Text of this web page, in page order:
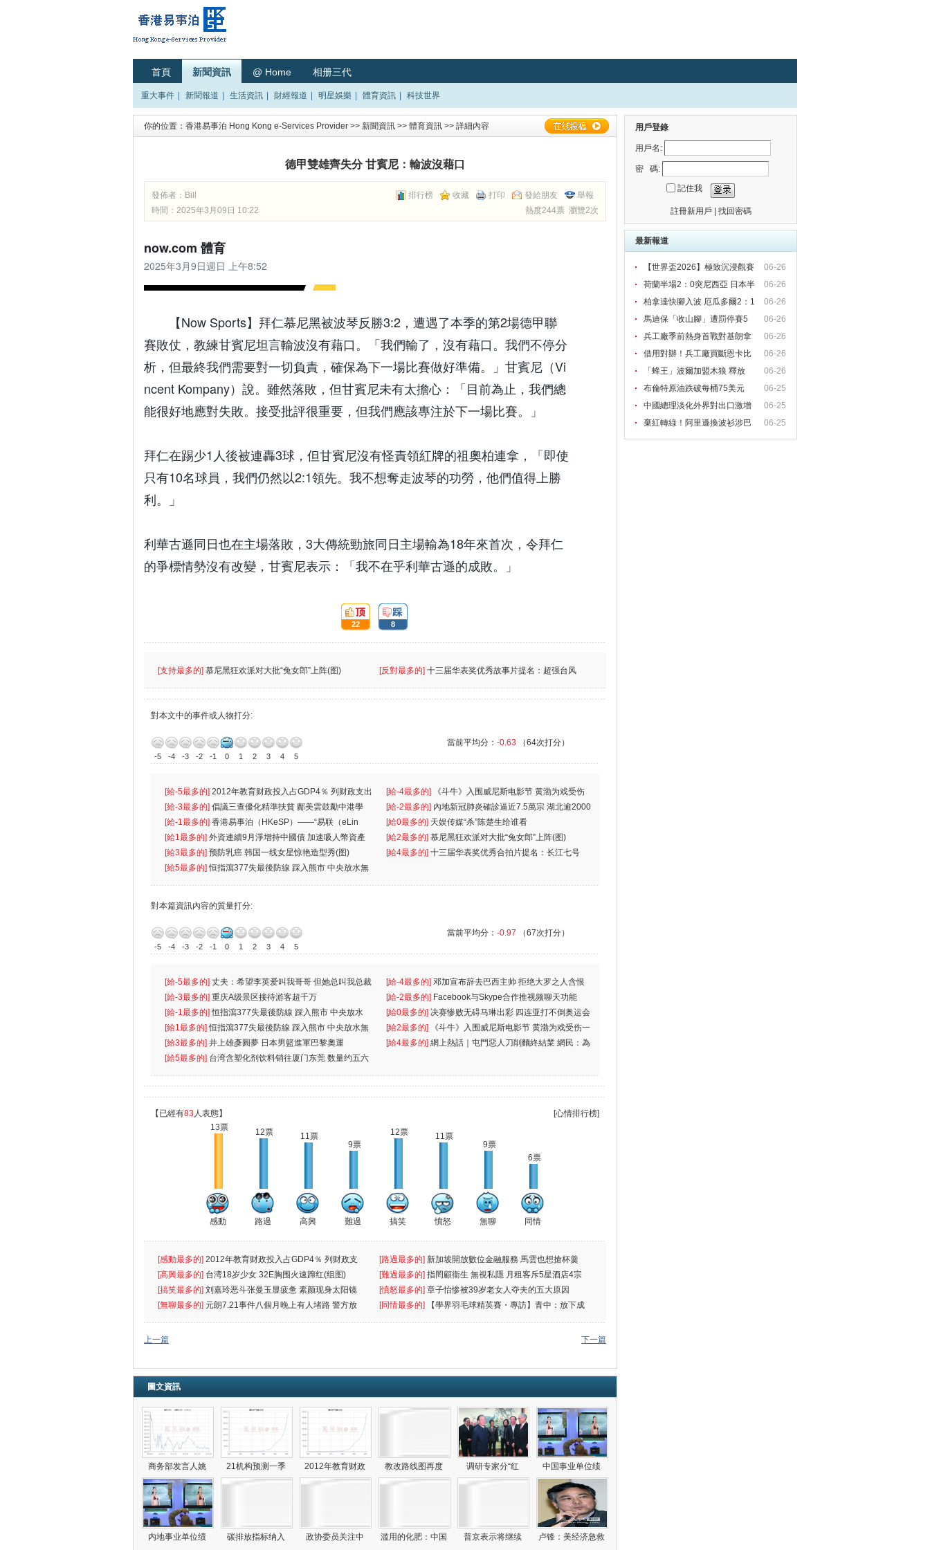
首頁 新聞資訊 @ Home 相册三代
重大事件 新聞報道 生活資訊 財經報道 明星娛樂 體育資訊 科技世界
你的位置： 香港易事泊 Hong Kong e-Services Provider >> 新聞資訊 >> 體育資訊 >> 詳細內容
德甲雙雄齊失分 甘賓尼：輸波沒藉口
排行榜 收藏 打印 發給朋友 舉報
發佈者： Bill
熱度244票 瀏覽2次
時間：2025年3月09日 10:22
now.com 體育
2025年3月9日週日 上午8:52
【Now Sports】拜仁慕尼黑被波琴反勝3:2，遭遇了本季的第2場德甲聯
賽敗仗，教練甘賓尼坦言輸波沒有藉口。「我們輸了，沒有藉口。我們不停分
析，但最終我們需要對一切負責，確保為下一場比賽做好準備。」甘賓尼（Vi
ncent Kompany）說。雖然落敗，但甘賓尼未有太擔心：「目前為止，我們總
能很好地應對失敗。接受批評很重要，但我們應該專注於下一場比賽。」
拜仁在踢少1人後被連轟3球，但甘賓尼沒有怪責領紅牌的祖奧柏連拿，「即使
只有10名球員，我們仍然以2:1領先。我不想奪走波琴的功勞，他們值得上勝
利。」
利華古遜同日也在主場落敗，3大傳統勁旅同日主場輸為18年來首次，令拜仁
的爭標情勢沒有改變，甘賓尼表示：「我不在乎利華古遜的成敗。」
頂:
22
踩:
8
[支持最多的] 慕尼黑狂欢派对大批“兔女郎”上阵(图) [反對最多的] 十三届华表奖优秀故事片提名：超强台风
對本文中的事件或人物打分:
-5 -4 -3 -2 -1 0 1 2 3 4 5
當前平均分： -0.63 （64次打分）
[給-5最多的] 2012年教育财政投入占GDP4％ 列财政支出
首位
[給-4最多的]
《斗牛》入围威尼斯电影节 黄渤为戏受伤
一
[給-3最多的] 倡議三查優化精準扶貧 鄺美雲鼓勵中港學
生
[給-2最多的] 內地新冠肺炎確診逼近7.5萬宗 湖北逾2000
人
[給-1最多的] 香港易事泊（HKeSP）——“易联（eLin
k）”项目
[給0最多的] 天娱传媒“杀”陈楚生给谁看
[給1最多的] 外資連續9月淨增持中國債 加速吸人幣資產 [給2最多的] 慕尼黑狂欢派对大批“兔女郎”上阵(图)
[給3最多的] 预防乳癌 韩国一线女星惊艳造型秀(图) [給4最多的] 十三届华表奖优秀合拍片提名：长江七号
[給5最多的]恒指瀉377失最後防線 踩入熊市 中央放水無
對本篇資訊內容的質量打分:
-5 -4 -3 -2 -1 0 1 2 3 4 5
當前平均分： -0.97 （67次打分）
[給-5最多的] 丈夫：希望李英爱叫我哥哥 但她总叫我总裁
先
[給-4最多的] 邓加宣布辞去巴西主帅 拒绝大罗之人含恨
离
[給-3最多的] 重庆A级景区接待游客超千万 [給-2最多的] Facebook与Skype合作推视频聊天功能
[給-1最多的]恒指瀉377失最後防線 踩入熊市 中央放水
無
[給0最多的] 决赛惨败无碍马琳出彩 四连亚打不倒奥运会
[給1最多的]恒指瀉377失最後防線 踩入熊市 中央放水無 [給2最多的]
《斗牛》入围威尼斯电影节 黄渤为戏受伤一
[給3最多的] 井上雄彥圓夢 日本男籃進軍巴黎奧運 [給4最多的] 網上熱話｜屯門惡人刀削麵終結業 網民：為
[給5最多的] 台湾含塑化剂饮料销往厦门东莞 数量约五六
[心情排行榜]
【已經有83 人表態】
13票
感動
12票
路過
11票
高興
9票
難過
12票
搞笑
11票
憤怒
9票
無聊
6票
同情
[感動最多的] 2012年教育财政投入占GDP4％ 列财政支
出首位
[路過最多的] 新加坡開放數位金融服務 馬雲也想搶杯羹
[高興最多的] 台湾18岁少女 32E胸围火速蹿红(组图) [難過最多的] 指罔顧衞生 無視私隱 月租客斥5星酒店4宗
罪
[搞笑最多的] 刘嘉玲恶斗张曼玉显疲惫 素颜现身太阳镜
遮
[憤怒最多的] 章子怡惨被39岁老女人夺夫的五大原因
[無聊最多的] 元朗7.21事件八個月晚上有人堵路 警方放
催
[同情最多的]
【學界羽毛球精英賽・專訪】青中：放下成
敗
上一篇
下一篇
圖文資訊
商务部发言人姚 21机构预测一季 2012年教育财政 教改路线图再度 调研专家分“红 中国事业单位绩
内地事业单位绩 碳排放指标纳入 政协委员关注中 滥用的化肥：中国 普京表示将继续 卢锋：美经济急救
用戶登錄
用戶名:
密 碼:
記住我
註冊新用戶 找回密碼
最新報道
06-26
【世界盃2026】極致沉浸觀賽
06-26
荷蘭半場2：0突尼西亞 日本半
06-26
柏拿達快腳入波 厄瓜多爾2：1
06-26
馬迪保「收山腳」遭罰停賽5
06-26
兵工廠季前熱身首戰對基朗拿
06-26
借用對辦！兵工廠買斷恩卡比
亞
06-26
「蜂王」波爾加盟木狼 釋放
06-25
布倫特原油跌破每桶75美元
06-25
中國總理淡化外界對出口激增
06-25
棄紅轉綠！阿里遜換波衫涉巴
西